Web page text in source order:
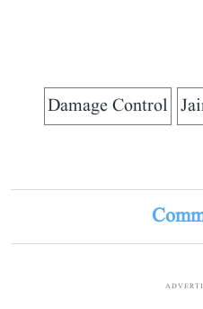
Damage Control